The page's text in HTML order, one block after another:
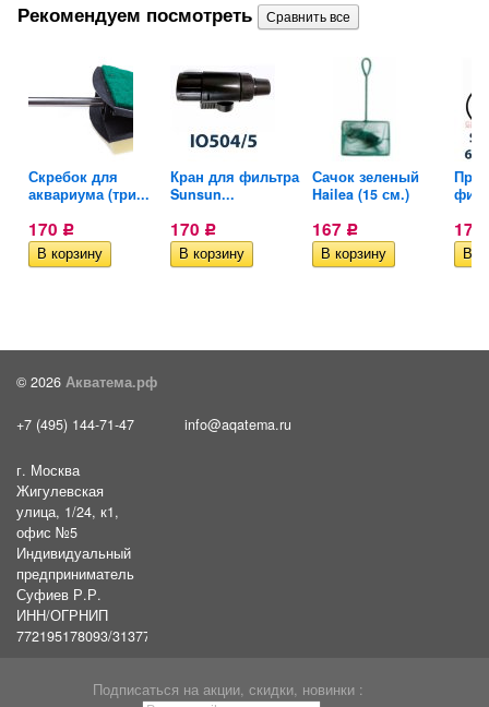
Рекомендуем посмотреть
Скребок для
аквариума (три...
170 Р
Кран для фильтра
Sunsun...
170 Р
Сачок зеленый
Hailea (15 см.)
167 Р 175
© 2026 Акватема.рф
+7 (495) 144-71-47 info@aqatema.ru
г. Москва
Жигулевская
улица, 1/24, к1,
офис №5
Индивидуальный
предприниматель
Суфиев Р.Р.
ИНН/ОГРНИП
772195178093/31377461610054
Подписаться на акции, скидки, новинки :